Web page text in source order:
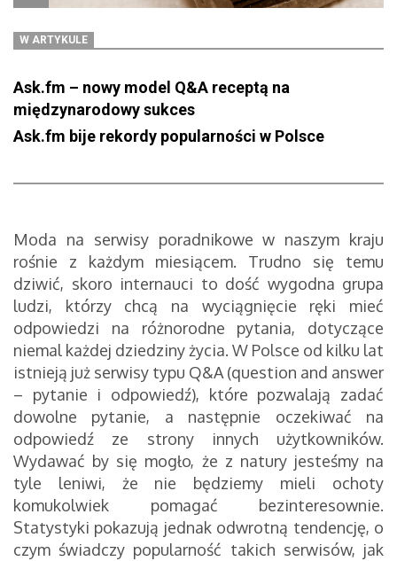
W ARTYKULE
Ask.fm – nowy model Q&A receptą na
międzynarodowy sukces
Ask.fm bije rekordy popularności w Polsce
Moda na serwisy poradnikowe w naszym kraju
rośnie z każdym miesiącem. Trudno się temu
dziwić, skoro internauci to dość wygodna grupa
ludzi, którzy chcą na wyciągnięcie ręki mieć
odpowiedzi na różnorodne pytania, dotyczące
niemal każdej dziedziny życia. W Polsce od kilku lat
istnieją już serwisy typu Q&A (question and answer
– pytanie i odpowiedź), które pozwalają zadać
dowolne pytanie, a następnie oczekiwać na
odpowiedź ze strony innych użytkowników.
Wydawać by się mogło, że z natury jesteśmy na
tyle leniwi, że nie będziemy mieli ochoty
komukolwiek pomagać bezinteresownie.
Statystyki pokazują jednak odwrotną tendencję, o
czym świadczy popularność takich serwisów, jak